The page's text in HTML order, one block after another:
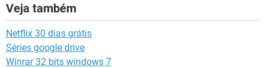
Veja também
Netflix 30 dias grátis
Séries google drive
Winrar 32 bits windows 7